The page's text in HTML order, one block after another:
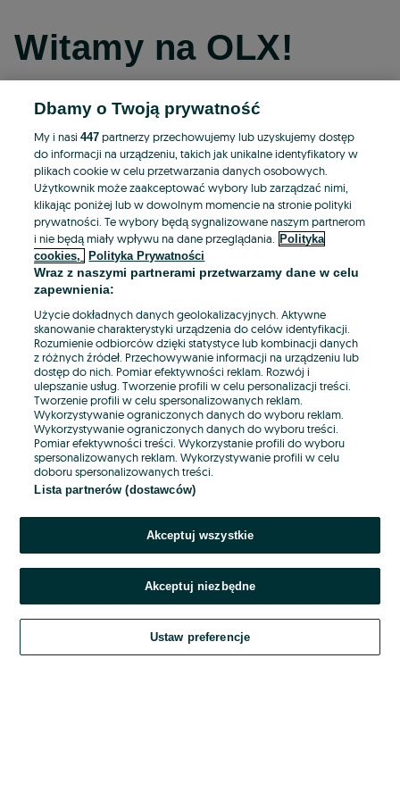
Witamy na OLX!
Kontynuuj przez Facebooka
Kontynuuj przez konto Apple
Kontynuuj przez konto Google
LUB
E-mail
Hasło
Nie pamiętasz hasła?
Zaloguj się
Kontynuując za pośrednictwem jednego z dostawców wskazanych powyżej,
Regulamin serwisu OLX.pl w jego aktualnym brzmieniu.
Dbamy o Twoją prywatność
My i nasi447 partnerzy przechowujemy lub uzyskujemy dostęp
do informacji na urządzeniu, takich jak unikalne identyfikatory w
plikach cookie w celu przetwarzania danych osobowych.
Użytkownik może zaakceptować wybory lub zarządzać nimi,
klikając poniżej lub w dowolnym momencie na stronie polityki
prywatności. Te wybory będą sygnalizowane naszym partnerom
i nie będą miały wpływu na dane przeglądania.
Polityka
cookies,
Polityka Prywatności
Wraz z naszymi partnerami przetwarzamy dane w celu
zapewnienia:
Użycie dokładnych danych geolokalizacyjnych. Aktywne
skanowanie charakterystyki urządzenia do celów identyfikacji.
Rozumienie odbiorców dzięki statystyce lub kombinacji danych
z różnych źródeł. Przechowywanie informacji na urządzeniu lub
dostęp do nich. Pomiar efektywności reklam. Rozwój i
ulepszanie usług. Tworzenie profili w celu personalizacji treści.
Tworzenie profili w celu spersonalizowanych reklam.
Wykorzystywanie ograniczonych danych do wyboru reklam.
Wykorzystywanie ograniczonych danych do wyboru treści.
Pomiar efektywności treści. Wykorzystanie profili do wyboru
spersonalizowanych reklam. Wykorzystywanie profili w celu
doboru spersonalizowanych treści.
Lista partnerów (dostawców)
Akceptuj wszystkie
Akceptuj niezbędne
Ustaw preferencje